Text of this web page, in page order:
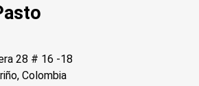
28 # 16 -18
Colombia